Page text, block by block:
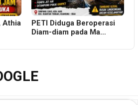
Athia
PETI Diduga Beroperasi
Diam-diam pada Ma…